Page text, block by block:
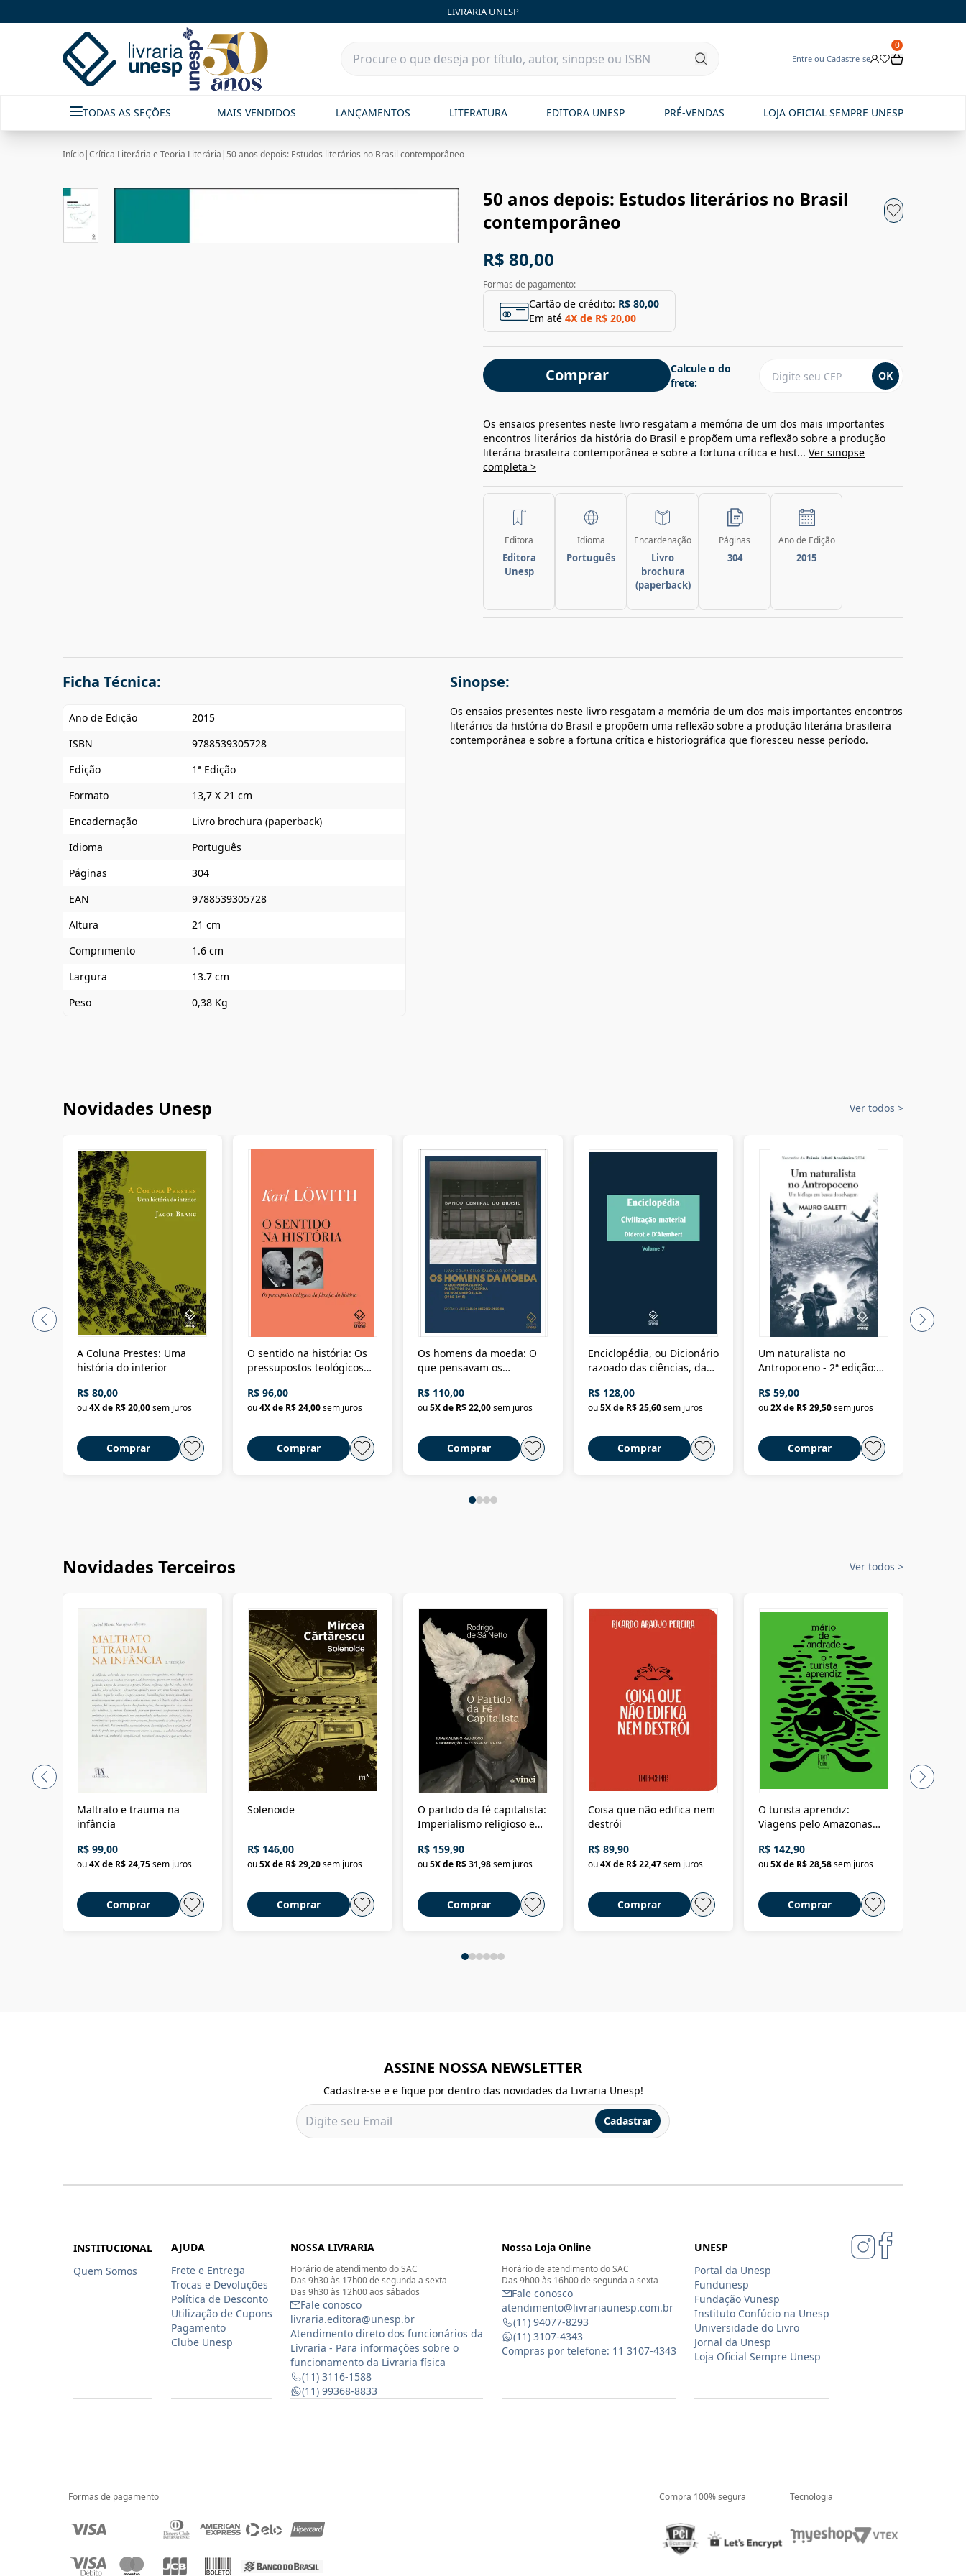
LIVRARIA UNESP
Entre ou Cadastre-se
0
TODAS AS SEÇÕES MAIS VENDIDOS LANÇAMENTOS LITERATURA EDITORA UNESP PRÉ-VENDAS LOJA OFICIAL SEMPRE UNESP
Início|Crítica Literária e Teoria Literária | 50 anos depois: Estudos literários no Brasil contemporâneo
50 anos depois: Estudos literários no Brasil
contemporâneo
R$ 80,00
Formas de pagamento:
Cartão de crédito: R$ 80,00
Em até 4X de R$ 20,00
Comprar
Calcule o do
frete:
OK
Os ensaios presentes neste livro resgatam a memória de um dos mais importantes
encontros literários da história do Brasil e propõem uma reflexão sobre a produção
literária brasileira contemporânea e sobre a fortuna crítica e hist... Ver sinopse
completa >
Editora
Editora
Unesp
Idioma
Português
Encardenação
Livro
brochura
(paperback)
Páginas
304
Ano de Edição
2015
Ficha Técnica:
Ano de Edição
2015
ISBN
9788539305728
Edição
1ª Edição
Formato
13,7 X 21 cm
Encadernação
Livro brochura (paperback)
Idioma
Português
Páginas
304
EAN
9788539305728
Altura
21 cm
Comprimento
1.6 cm
Largura
13.7 cm
Peso
0,38 Kg
Sinopse:
Os ensaios presentes neste livro resgatam a memória de um dos mais importantes encontros
literários da história do Brasil e propõem uma reflexão sobre a produção literária brasileira
contemporânea e sobre a fortuna crítica e historiográfica que floresceu nesse período.
Novidades Unesp Ver todos >
A Coluna Prestes: Uma
história do interior
R$ 80,00
ou4X de R$ 20,00sem juros
Comprar
O sentido na história: Os
pressupostos teológicos
R$ 96,00
ou4X de R$ 24,00sem juros
Comprar
Os homens da moeda: O
que pensavam os
Nova República (1985-
2018)
R$ 110,00
ou5X de R$ 22,00sem juros
Comprar
Enciclopédia, ou Dicionário
razoado das ciências, das
Civilização material
R$ 128,00
ou5X de R$ 25,60sem juros
Comprar
Um naturalista no
Antropoceno - 2ª edição:
selvagem
R$ 59,00
ou2X de R$ 29,50sem juros
Comprar
Novidades Terceiros Ver todos >
Maltrato e trauma na
infância
R$ 99,00
ou4X de R$ 24,75sem juros
Comprar
Solenoide
R$ 146,00
ou5X de R$ 29,20sem juros
Comprar
O partido da fé capitalista:
Imperialismo religioso e
Brasil
R$ 159,90
ou5X de R$ 31,98sem juros
Comprar
Coisa que não edifica nem
destrói
R$ 89,90
ou4X de R$ 22,47sem juros
Comprar
O turista aprendiz:
Viagens pelo Amazonas
até a Bolívia e por Marajó
até dizer chega
R$ 142,90
ou5X de R$ 28,58sem juros
Comprar
ASSINE NOSSA NEWSLETTER
Cadastre-se e e fique por dentro das novidades da Livraria Unesp!
Cadastrar
INSTITUCIONAL
Quem Somos
AJUDA
Frete e Entrega
Trocas e Devoluções
Política de Desconto
Utilização de Cupons
Pagamento
Clube Unesp
NOSSA LIVRARIA
Horário de atendimento do SAC
Das 9h30 às 17h00 de segunda a sexta
Das 9h30 às 12h00 aos sábados
Fale conosco
livraria.editora@unesp.br
Atendimento direto dos funcionários da
Livraria - Para informações sobre o
funcionamento da Livraria física
(11) 3116-1588
(11) 99368-8833
Nossa Loja Online
Horário de atendimento do SAC
Das 9h00 às 16h00 de segunda a sexta
Fale conosco
atendimento@livrariaunesp.com.br
(11) 94077-8293
(11) 3107-4343
Compras por telefone: 11 3107-4343
UNESP
Portal da Unesp
Fundunesp
Fundação Vunesp
Instituto Confúcio na Unesp
Universidade do Livro
Jornal da Unesp
Loja Oficial Sempre Unesp
Formas de pagamento Compra 100% segura Tecnologia